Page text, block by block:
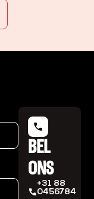
phone
BEL
ONS
phone
+31 88
0456784